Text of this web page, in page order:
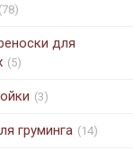
(78)
для
(5)
(3)
груминга (14)